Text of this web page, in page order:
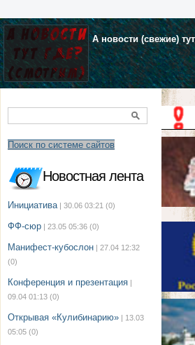
А новости (свежие)
Поиск по системе сайтов
Новостная лента
Инициатива | 30.06 03:21 (0)
ФФ-сюр | 23.05 05:36 (0)
Манифест-кубослон | 27.04 12:32
(0)
Конференция и презентация |
09.04 01:13 (0)
Открывая «Кулибинарию» | 13.03
05:05 (0)